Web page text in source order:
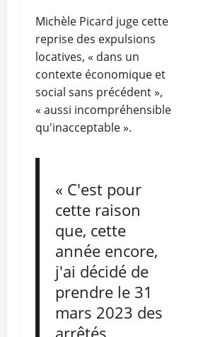
Michèle Picard juge cette
reprise des expulsions
locatives, « dans un
contexte économique et
social sans précédent »,
« aussi incompréhensible
qu'inacceptable ».
« C'est pour
cette raison
que, cette
année encore,
j'ai décidé de
prendre le 31
mars 2023 des